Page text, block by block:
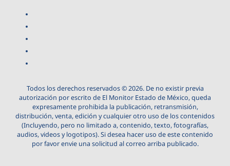
Todos los derechos reservados © 2026. De no existir previa
autorización por escrito de El Monitor Estado de México, queda
expresamente prohibida la publicación, retransmisión,
distribución, venta, edición y cualquier otro uso de los contenidos
(Incluyendo, pero no limitado a, contenido, texto, fotografías,
audios, videos y logotipos). Si desea hacer uso de este contenido
por favor envie una solicitud al correo arriba publicado.